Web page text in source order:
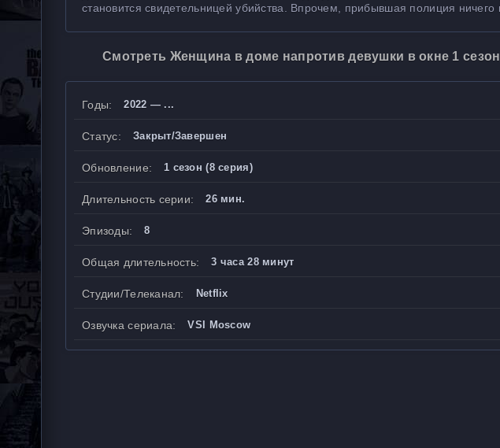
становится свидетельницей убийства. Впрочем, прибывшая полиция ничего
Смотреть Женщина в доме напротив девушки в окне 1
Годы: 2022 — ...
Статус: Закрыт/Завершен
Обновление: 1 сезон (8 серия)
Длительность серии: 26 мин.
Эпизоды: 8
Общая длительность: 3 часа 28 минут
Студии/Телеканал: Netflix
Озвучка сериала: VSI Moscow